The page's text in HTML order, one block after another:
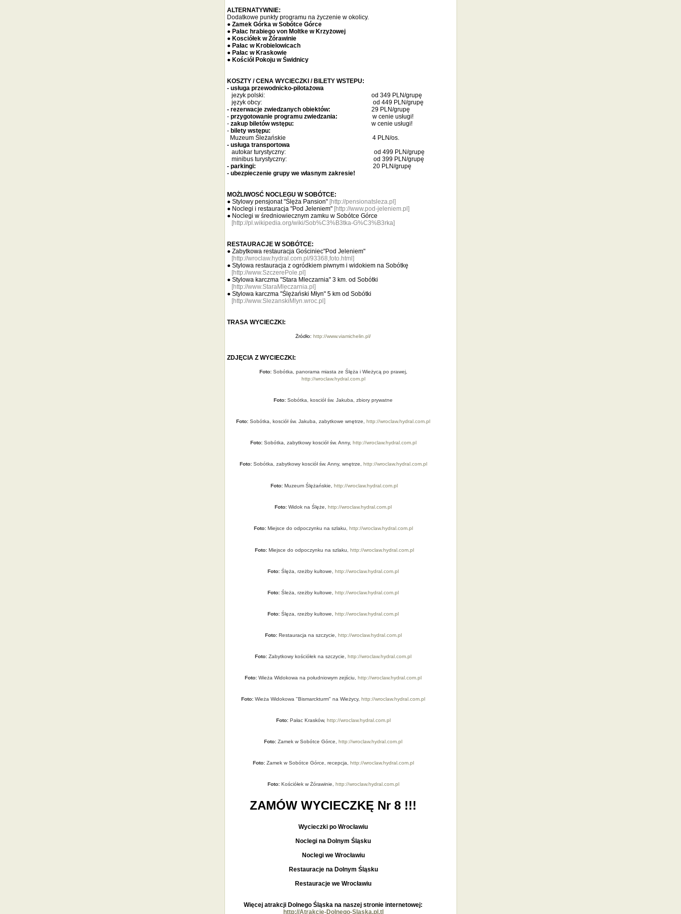
ALTERNATYWNIE:
Dodatkowe punkty programu na życzenie w okolicy.
● Zamek Górka w Sobótce Górce
● Pałac hrabiego von Moltke w Krzyżowej
● Kosciółek w Żórawinie
● Pałac w Krobielowicach
● Pałac w Kraskowie
● Kościół Pokoju w Świdnicy
KOSZTY / CENA WYCIECZKI / BILETY WSTEPU:
- usługa przewodnicko-pilotażowa
jezyk polski: od 349 PLN/grupę
język obcy: od 449 PLN/grupę
- rezerwacje zwiedzanych obiektów:
29 PLN/grupę
- przygotowanie programu zwiedzania: w cenie usługi!
- zakup biletów wstępu: w cenie usługi!
- bilety wstępu:
Muzeum Śleżańskie 4 PLN/os.
- usługa transportowa
autokar turystyczny: od 499 PLN/grupę
minibus turystyczny: od 399 PLN/grupę
- parkingi: 20 PLN/grupę
- ubezpieczenie grupy we własnym zakresie!
MOŻLIWOSĆ NOCLEGU W SOBÓTCE:
● Stylowy pensjonat "Ślęża Pansion"[http://pensionatsleza.pl ]
● Noclegi i restauracja "Pod Jeleniem" [http://www.pod-jeleniem.pl ]
● Noclegi w średniowiecznym zamku w Sobótce Górce
[http://pl.wikipedia.org/wiki/Sob%C3%B3tka-G%C3%B3rka]
RESTAURACJE W SOBÓTCE:
● Zabytkowa restauracja Gościniec"Pod Jeleniem"
[http://wroclaw.hydral.com.pl/93368,foto.html ]
● Stylowa restauracja z ogródkiem piwnym i widokiem na Sobótkę
[http://www.SzczerePole.pl ]
● Stylowa karczma "Stara Mleczarnia" 3 km. od Sobótki
[http://www.StaraMleczarnia.pl ]
● Stylowa karczma "Ślężański Młyn" 5 km od Sobótki
[http://www.SlezanskiMlyn.wroc.pl ]
TRASA WYCIECZKI:
Żródło: http://www.viamichelin.pl/
ZDJĘCIA Z WYCIECZKI:
Foto:Sobótka, panorama miasta ze Ślęża i Wieżycą po prawej,
http://wroclaw.hydral.com.pl
Foto: Sobótka, kosciół św. Jakuba, zbiory prywatne
Foto: Sobótka, kosciół św. Jakuba, zabytkowe wnętrze, http://wroclaw.hydral.com.pl
Foto:Sobótka, zabytkowy kosciół św. Anny, http://wroclaw.hydral.com.pl
Foto:Sobótka, zabytkowy kosciół św. Anny, wnętrze, http://wroclaw.hydral.com.pl
Foto: Muzeum Ślężańskie, http://wroclaw.hydral.com.pl
Foto: Widok na Ślęże, http://wroclaw.hydral.com.pl
Foto:Miejsce do odpoczynku na szlaku, http://wroclaw.hydral.com.pl
Foto:Miejsce do odpoczynku na szlaku, http://wroclaw.hydral.com.pl
Foto: Ślęża, rzeżby kultowe, http://wroclaw.hydral.com.pl
Foto: Śleża, rzeżby kultowe, http://wroclaw.hydral.com.pl
Foto: Ślęza, rzeżby kultowe, http://wroclaw.hydral.com.pl
Foto:Restauracja na szczycie, http://wroclaw.hydral.com.pl
Foto: Zabytkowy kościółek na szczycie, http://wroclaw.hydral.com.pl
Foto: Wieża Widokowa na południowym zejściu, http://wroclaw.hydral.com.pl
Foto: Wieża Widokowa "Bismarckturm" na Wieżycy, http://wroclaw.hydral.com.pl
Foto:Pałac Krasków, http://wroclaw.hydral.com.pl
Foto: Zamek w Sobótce Górce, http://wroclaw.hydral.com.pl
Foto:Zamek w Sobótce Górce, recepcja, http://wroclaw.hydral.com.pl
Foto:Kościółek w Żórawinie, http://wroclaw.hydral.com.pl
ZAMÓW WYCIECZKĘ Nr 8 !!!
Wycieczki po Wrocławiu
Noclegi na Dolnym Śląsku
Noclegi we Wrocławiu
Restauracje na Dolnym Śląsku
Restauracje we Wrocławiu
Więcej atrakcji Dolnego Śląska na naszej stronie internetowej:
http://Atrakcje-Dolnego-Slaska.pl.tl